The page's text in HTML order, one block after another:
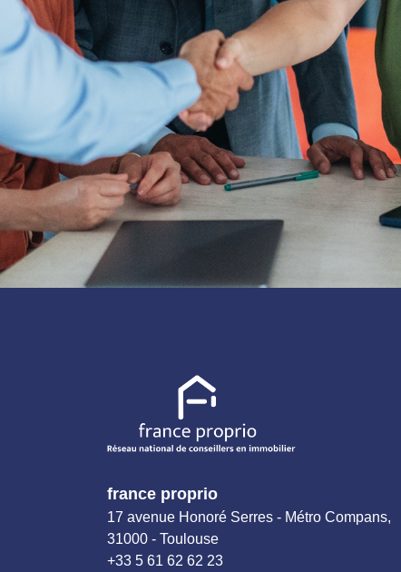
france proprio
17 avenue Honoré Serres - Métro Compans,
31000 - Toulouse
+33 5 61 62 62 23